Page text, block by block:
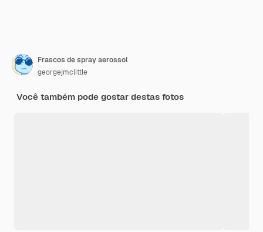
Frascos de spray aerossol
georgejmclittle
Você também pode gostar destas fotos